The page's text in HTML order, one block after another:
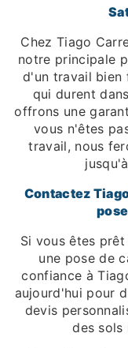
Chez Tiago
notre principale
d'un travail bien
qui durent
offrons une
vous n'êtes
travail, nous
Contactez
Si vous êtes
une pose de
confiance à
aujourd'hui pour
devis
des sols